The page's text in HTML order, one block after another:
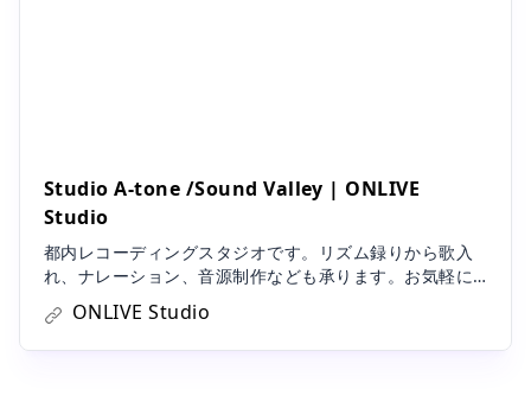
Studio A-tone /Sound Valley | ONLIVE
Studio
都内レコーディングスタジオです。リズム録りから歌入
れ、ナレーション、音源制作なども承ります。お気軽に
お問い合わせください！
ONLIVE Studio